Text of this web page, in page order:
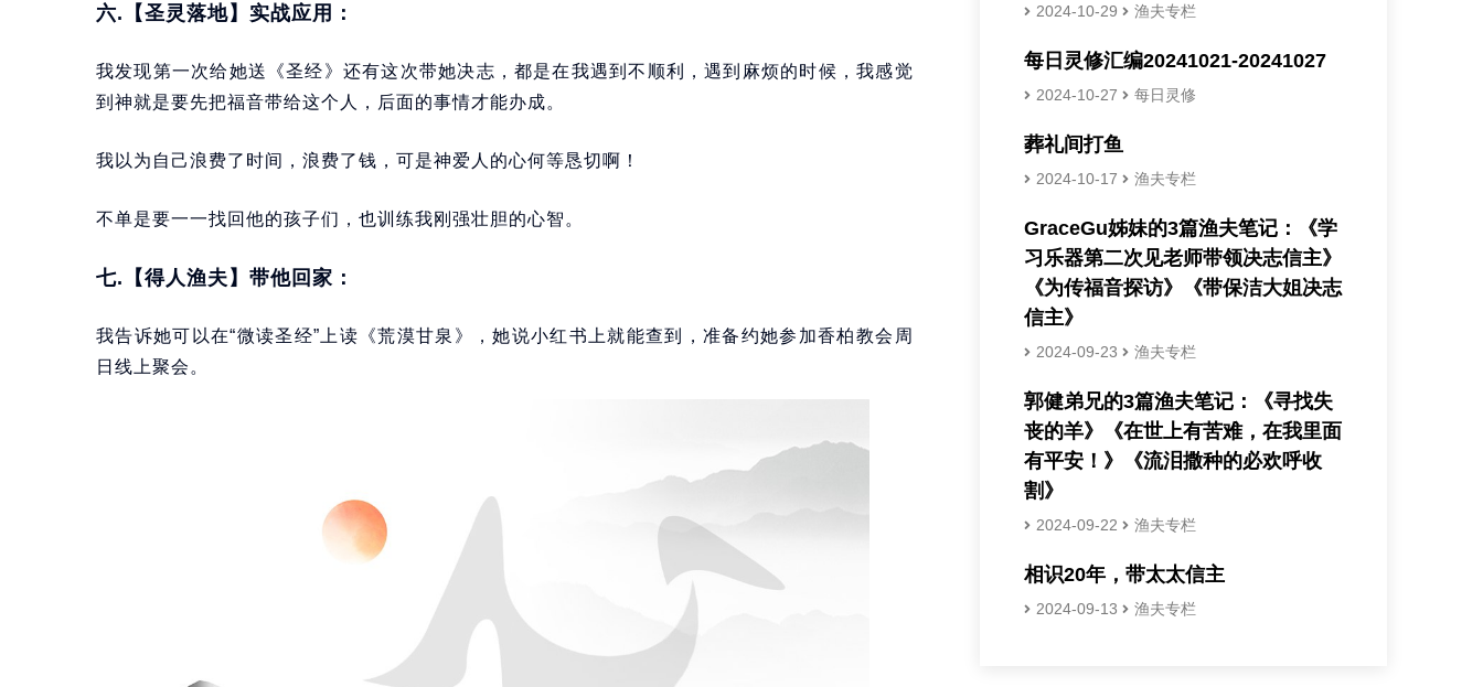
六.【圣灵落地】实战应用：
我发现第一次给她送《圣经》还有这次带她决志，都是在我遇到不顺利，遇到麻烦的时候，我感觉
到神就是要先把福音带给这个人，后面的事情才能办成。
我以为自己浪费了时间，浪费了钱，可是神爱人的心何等恳切啊！
不单是要一一找回他的孩子们，也训练我刚强壮胆的心智。
七.【得人渔夫】带他回家：
我告诉她可以在“微读圣经”上读《荒漠甘泉》，她说小红书上就能查到，准备约她参加香柏教会周
日线上聚会。
2024-10-29 渔夫专栏
每日灵修汇编20241021-20241027
2024-10-27 每日灵修
葬礼间打鱼
2024-10-17 渔夫专栏
GraceGu姊妹的3篇渔夫笔记：《学
习乐器第二次见老师带领决志信主》
《为传福音探访》《带保洁大姐决志
信主》
2024-09-23 渔夫专栏
郭健弟兄的3篇渔夫笔记：《寻找失
丧的羊》《在世上有苦难，在我里面
有平安！》《流泪撒种的必欢呼收
割》
2024-09-22 渔夫专栏
相识20年，带太太信主
2024-09-13 渔夫专栏